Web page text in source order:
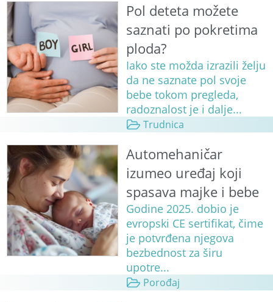
Pol deteta možete
saznati po pokretima
ploda?
Iako ste možda izrazili želju
da ne saznate pol svoje
bebe tokom pregleda,
radoznalost je i dalje...
Trudnica
Automehaničar
izumeo uređaj koji
spasava majke i bebe
Godine 2025. dobio je
evropski CE sertifikat, čime
je potvrđena njegova
bezbednost za širu
upotre...
Porođaj